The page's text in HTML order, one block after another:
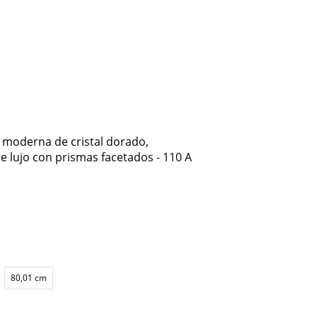
de cristal dorado,
lujo con prismas facetados - 110 A
80,01 cm